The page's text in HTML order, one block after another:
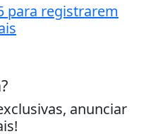
para registrarem
anunciar